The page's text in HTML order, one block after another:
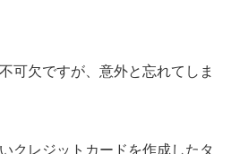
可欠ですが、意外と忘れてしま
クレジットカードを作成したタ